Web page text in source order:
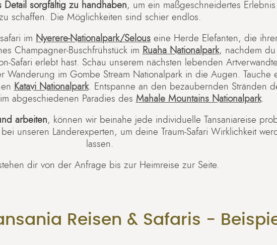
Detail sorgfältig zu handhaben, um ein maßgeschneidertes
schaffen. Die Möglichkeiten sind schier endlos.
im Nyerere-Nationalpark/Selous eine Herde Elefanten, die
Champagner-Buschfrühstück im Ruaha Nationalpark, nachdem
Safari erlebt hast. Schau unserem nächsten lebenden
Wanderung im Gombe Stream Nationalpark in die Augen. Tauche
Katavi Nationalpark. Entspanne an den bezaubernden Stränden
im abgeschiedenen Paradies des Mahale Mountains Nationalpark.
arbeiten, können wir beinahe jede individuelle Tansaniareise
unseren Länderexperten, um deine Traum-Safari Wirklichkeit
lassen.
dir von der Anfrage bis zur Heimreise zur Seite.
Reisen & Safaris -